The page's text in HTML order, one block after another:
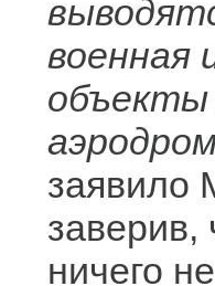
военная
заявило
ничего